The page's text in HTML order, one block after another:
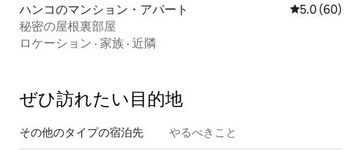
ハンコのマンション・アパート レビュー60
5.0 (60)
秘密の屋根裏部屋
ロケーション · 家族 · 近隣
ぜひ訪⁠れ⁠た⁠い目⁠的⁠地
その他のタ⁠イ⁠プ⁠の宿⁠泊⁠先 やるべきこと